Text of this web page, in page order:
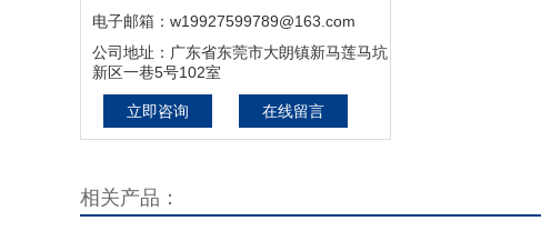
电子邮箱：w19927599789@163.com
公司地址：广东省东莞市大朗镇新马莲马坑
新区一巷5号102室
立即咨询 在线留言
相关产品：